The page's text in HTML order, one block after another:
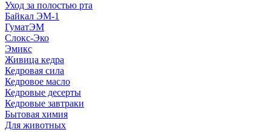
Уход за полостью рта
Байкал ЭМ-1
ГуматЭМ
Слокс-Эко
Эмикс
Живица кедра
Кедровая сила
Кедровое масло
Кедровые десерты
Кедровые завтраки
Бытовая химия
Для животных